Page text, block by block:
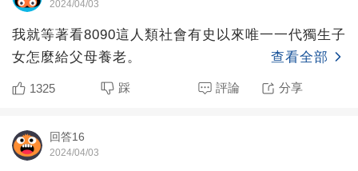
2024/04/03
我就等著看8090這人類社會有史以來唯一一代獨生子
女怎麼給父母養老。
查看全部
1325 踩 評論 分享
回答16
2024/04/03